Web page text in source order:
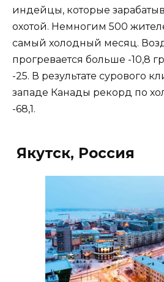
индейцы, которые
охотой. Немногим 500
самый холодный месяц.
прогревается больше -10,8
-25. В результате сурового
западе Канады рекорд по
-68,1.
Якутск, Россия